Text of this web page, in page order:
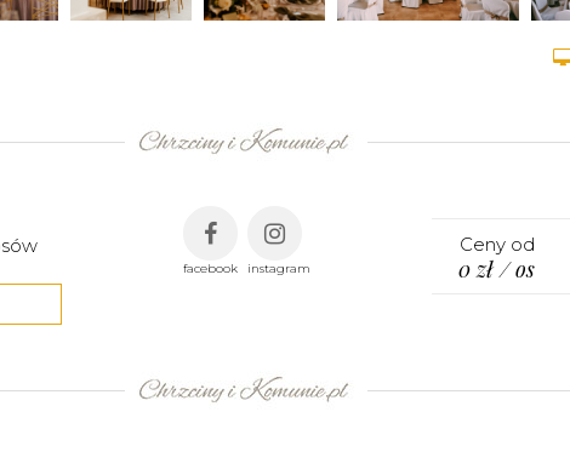
facebook instagram
Ceny od
0 zł / os